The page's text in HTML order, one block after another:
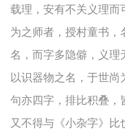
载理，安有不关义理而
为之师者，授村童书，
名，而字多隐僻，义理
以识器物之名，于世尚
句亦四字，排比积叠，
又不得与《小杂字》比